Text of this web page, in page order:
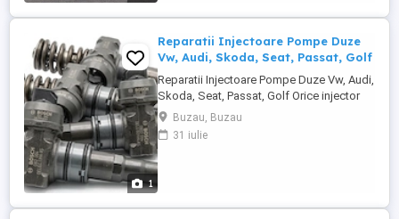
1
Reparatii Injectoare Pompe Duze
Vw, Audi, Skoda, Seat, Passat, Golf
Reparatii Injectoare Pompe Duze Vw, Audi,
Skoda, Seat, Passat, Golf Orice injector
reparat de noi, are Garantie 12 Luni.
Reparatii injectoare 1.9 TDI 2.0 TDI si 2.5
TDI pentru gama VW, AUDI. Reparatii
Buzau, Buzau
31 iulie